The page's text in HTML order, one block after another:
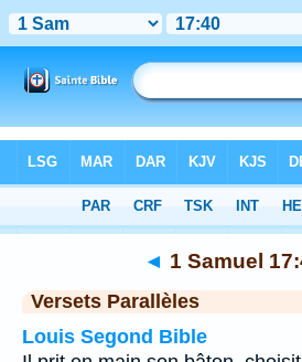
Chapitre 17 > Verset 40
◄ 1 Samuel
Versets Parallèles
Louis Segond Bible